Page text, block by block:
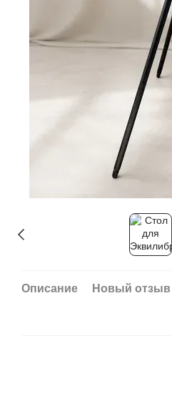
Описание Новый отзыв